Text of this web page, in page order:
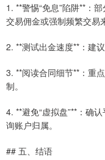
1. **警惕“免息”陷阱**：
交易佣金或强制频繁交易
2. **测试出金速度**：建
3. **阅读合同细节**：重
制。
4. **避免“虚拟盘”**：确
询账户归属。
## 五、结语